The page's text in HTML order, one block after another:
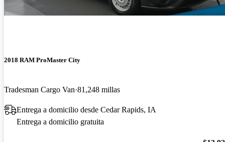
2018 RAM ProMaster City
Tradesman Cargo Van 81,248 millas
Entrega a domicilio desde Cedar Rapids, IA
Entrega a domicilio gratuita